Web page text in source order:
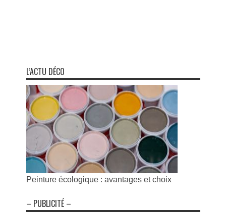
L’ACTU DÉCO
Peinture écologique : avantages et choix
– PUBLICITÉ –